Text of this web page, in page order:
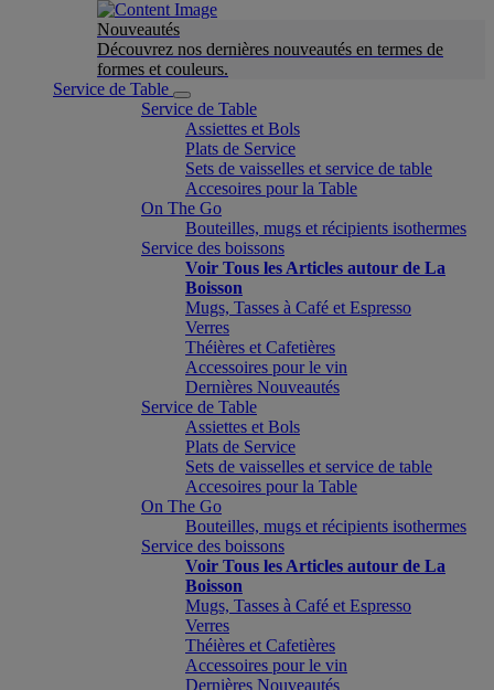
Nouveautés
Découvrez nos dernières nouveautés en termes de
formes et couleurs.
Service de Table
Service de Table
Assiettes et Bols
Plats de Service
Sets de vaisselles et service de table
Accesoires pour la Table
On The Go
Bouteilles, mugs et récipients isothermes
Service des boissons
Voir Tous les Articles autour de La
Boisson
Mugs, Tasses à Café et Espresso
Verres
Théières et Cafetières
Accessoires pour le vin
Dernières Nouveautés
Service de Table
Assiettes et Bols
Plats de Service
Sets de vaisselles et service de table
Accesoires pour la Table
On The Go
Bouteilles, mugs et récipients isothermes
Service des boissons
Voir Tous les Articles autour de La
Boisson
Mugs, Tasses à Café et Espresso
Verres
Théières et Cafetières
Accessoires pour le vin
Dernières Nouveautés